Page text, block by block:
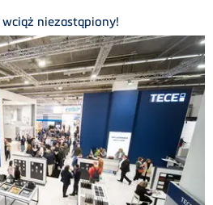
niezastąpiony!